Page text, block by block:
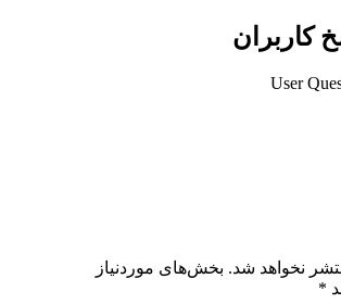
کاربران
نخواهد شد. بخش‌های موردنیاز
*